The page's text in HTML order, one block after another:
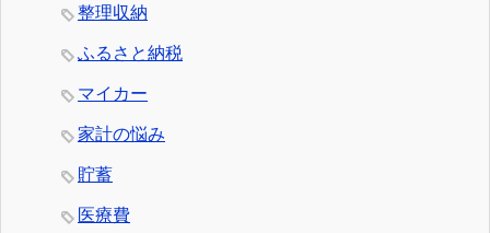
整理収納
ふるさと納税
マイカー
家計の悩み
貯蓄
医療費